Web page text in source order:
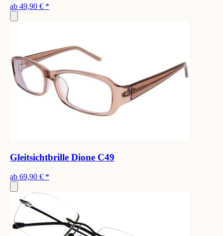
ab 49,90 € *
Gleitsichtbrille Dione C49
ab 69,90 € *